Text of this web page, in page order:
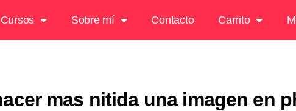
Cursos Sobre mí Contacto Carrito
mas nitida una imagen en